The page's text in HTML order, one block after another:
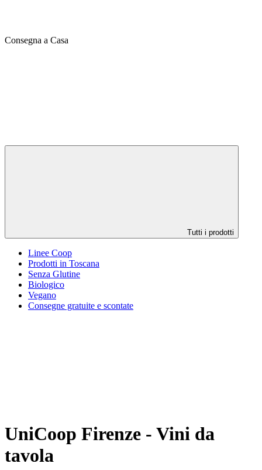
Consegna a Casa
Tutti i prodotti
Linee Coop
Prodotti in Toscana
Senza Glutine
Biologico
Vegano
Consegne gratuite e scontate
UniCoop Firenze - Vini da
tavola